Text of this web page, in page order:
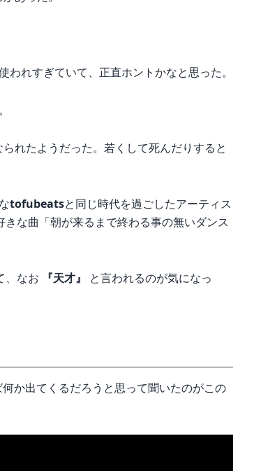
われすぎていて、正直ホントかなと思った。
れたようだった。若くして死んだりすると
tofubeatsと同じ時代を過ごしたアーティス
な曲「朝が来るまで終わる事の無いダンス
、なお 『天才』
と言われるのが気になっ
か出てくるだろうと思って聞いたのがこの